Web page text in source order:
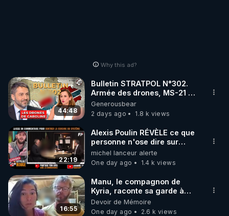
Why this ad?
44:48
Bulletin STRATPOL N°302.
Armée des drones, MS-21 en
série, missiles coréens.
07.08.2026.
Generousbear
2 days ago
1.8 k views
22:19
Alexis Poulin RÉVÈLE ce que
personne n'ose dire sur
l'Union européenne (C'est
explosif)
michel lanceur alerte
One day ago
1.4 k views
16:55
Manu, le compagnon de
Kyria, raconte sa garde à
vue musclée. PARTAGEZ!
Devoir de Mémoire
One day ago
2.6 k views